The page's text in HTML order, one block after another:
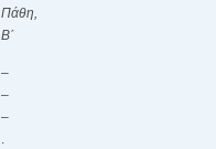
Πάθη,
Β΄
–
–
–
.